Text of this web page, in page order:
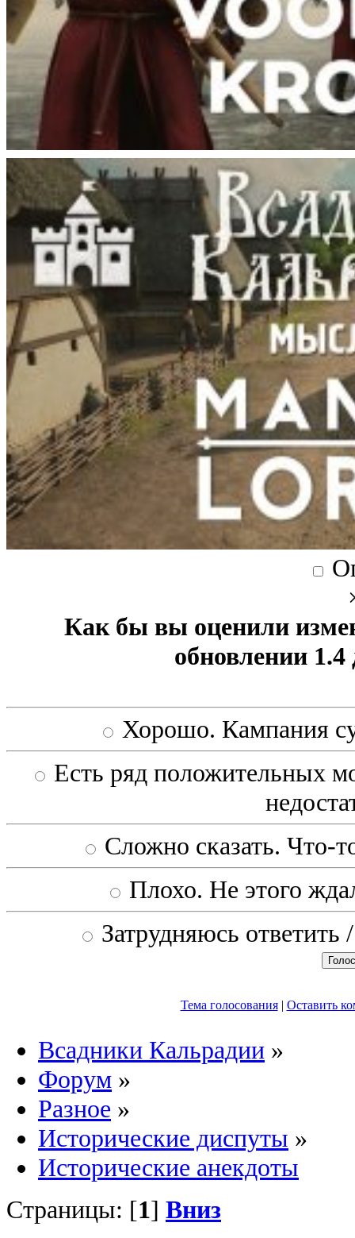
Как бы вы оценили
обновлении
Хорошо. Кампания
Есть ряд положительных
Сложно сказать. Что-
Плохо. Не этого
Затрудняюсь
Тема голосования| Оставить
Всадники Кальрадии »
Форум »
Разное »
Исторические диспуты »
Исторические анекдоты
Страницы: [1] Вниз